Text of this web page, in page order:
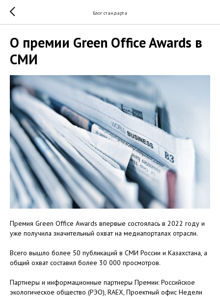
Блог стандарта
О премии Green Office Awards в
СМИ
Премия Green Office Awards впервые состоялась в 2022 году и
уже получила значительный охват на медиапорталах отрасли.
Всего вышло более 50 публикаций в СМИ России и Казахстана, а
общий охват составил более 30 000 просмотров.
Партнеры и информационные партнеры Премии: Российское
экологическое общество (РЭО), RAEX, Проектный офис Недели